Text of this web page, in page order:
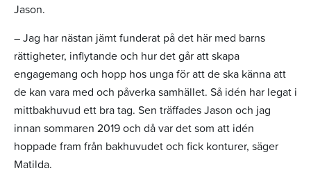
Jason.
– Jag har nästan jämt funderat på det här med barns
rättigheter, inflytande och hur det går att skapa
engagemang och hopp hos unga för att de ska känna att
de kan vara med och påverka samhället. Så idén har legat i
mittbakhuvud ett bra tag. Sen träffades Jason och jag
innan sommaren 2019 och då var det som att idén
hoppade fram från bakhuvudet och fick konturer, säger
Matilda.